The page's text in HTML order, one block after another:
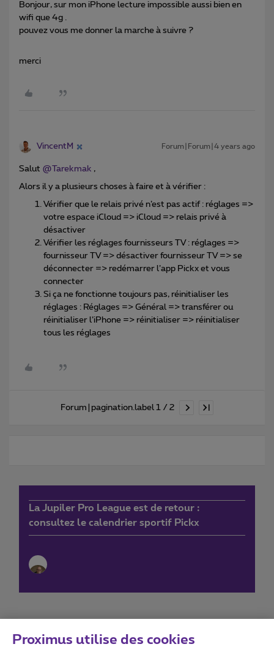
Bonjour, sur mon iPhone lecture impossible aussi bien en
wifi que 4g .
pouvez vous me donner la marche à suivre ?
merci
VincentM Forum|Forum|4 years ago
Salut @Tarekmak ,
Alors il y a plusieurs choses à faire et à vérifier :
Vérifier que le relais privé n’est pas actif : réglages =>
votre espace iCloud => iCloud => relais privé à
désactiver
Vérifier les réglages fournisseurs TV : réglages =>
fournisseur TV => désactiver fournisseur TV => se
déconnecter => redémarrer l’app Pickx et vous
connecter
Si ça ne fonctionne toujours pas, réinitialiser les
réglages : Réglages => Général => transférer ou
réinitialiser l’iPhone => réinitialiser => réinitialiser
tous les réglages
Forum|pagination.label 1 / 2
La Jupiler Pro League est de retour :
consultez le calendrier sportif Pickx
Proximus utilise des cookies